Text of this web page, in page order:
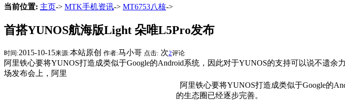
当前位置: 主页-> MTK手机资讯-> MT6753八核->
首搭YUNOS航海版Light 朵唯L5Pro发布
时间:2015-10-15来源:本站原创 作者:马小哥 点击: 次2评论
阿里铁心要将YUNOS打造成类似于Google的Android系统，因此对于YUNOS的支持可以说不遗
场发布会上，阿里
阿里铁心要将YUNOS打造成类似于Google的
的生态圈已经逐步完善。